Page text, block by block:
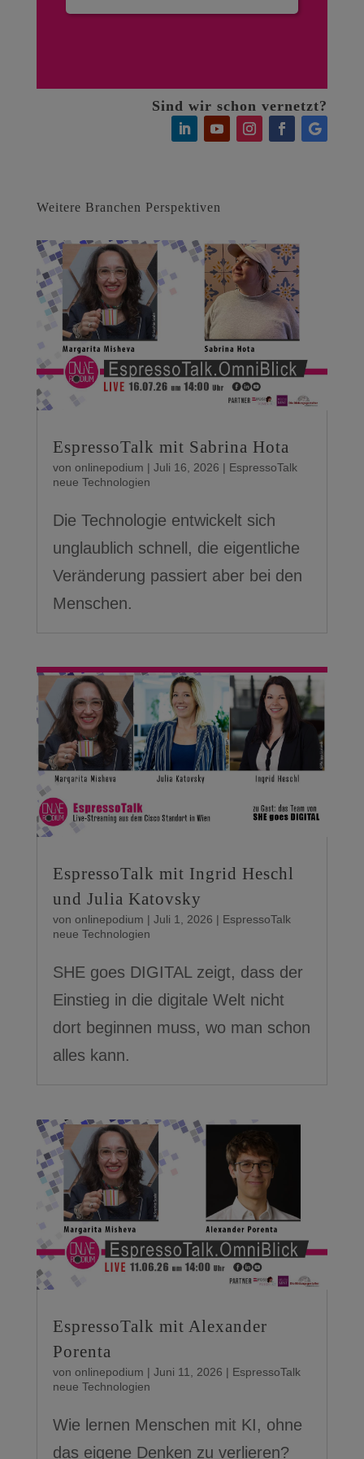
Sind wir schon vernetzt?
Weitere Branchen Perspektiven
EspressoTalk mit Sabrina Hota
von onlinepodium | Juli 16, 2026 | EspressoTalk
neue Technologien
Die Technologie entwickelt sich
unglaublich schnell, die eigentliche
Veränderung passiert aber bei den
Menschen.
EspressoTalk mit Ingrid Heschl
und Julia Katovsky
von onlinepodium | Juli 1, 2026 | EspressoTalk
neue Technologien
SHE goes DIGITAL zeigt, dass der
Einstieg in die digitale Welt nicht
dort beginnen muss, wo man schon
alles kann.
EspressoTalk mit Alexander
Porenta
von onlinepodium | Juni 11, 2026 | EspressoTalk
neue Technologien
Wie lernen Menschen mit KI, ohne
das eigene Denken zu verlieren?